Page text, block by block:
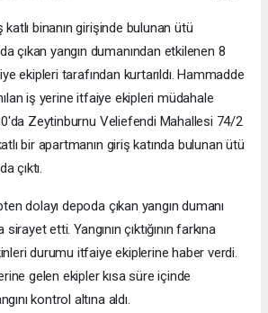
binanın girişinde bulunan ütü
çıkan yangın dumanından etkilenen 8
ekipleri tarafından kurtarıldı. Hammadde
iş yerine itfaiye ekipleri müdahale
Zeytinburnu Veliefendi Mahallesi 74/2
bir apartmanın giriş katında bulunan ütü
çıktı.
dolayı depoda çıkan yangın dumanı
etti. Yangının çıktığının farkına
durumu itfaiye ekiplerine haber verdi.
gelen ekipler kısa süre içinde
kontrol altına aldı.